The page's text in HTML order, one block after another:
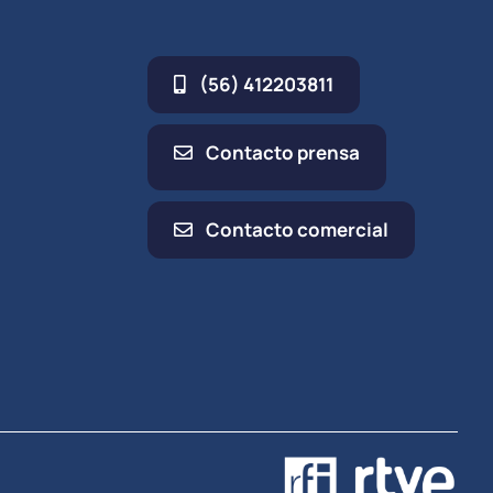
(56) 412203811
Contacto prensa
Contacto comercial